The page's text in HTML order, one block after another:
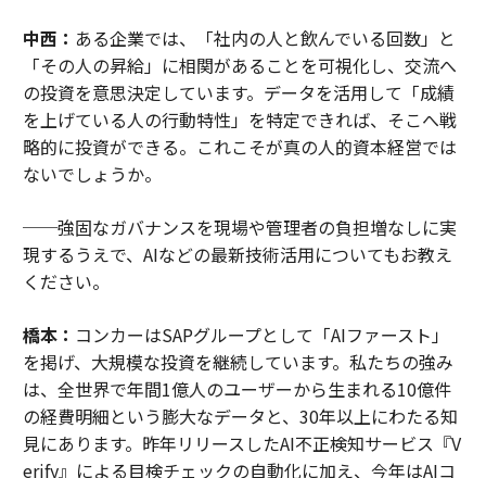
中西： ある企業では、「社内の人と飲んでいる回数」と
「その人の昇給」に相関があることを可視化し、交流へ
の投資を意思決定しています。データを活用して「成績
を上げている人の行動特性」を特定できれば、そこへ戦
略的に投資ができる。これこそが真の人的資本経営では
ないでしょうか。
──強固なガバナンスを現場や管理者の負担増なしに実
現するうえで、AIなどの最新技術活用についてもお教え
ください。
橋本： コンカーはSAPグループとして「AIファースト」
を掲げ、大規模な投資を継続しています。私たちの強み
は、全世界で年間1億人のユーザーから生まれる10億件
の経費明細という膨大なデータと、30年以上にわたる知
見にあります。昨年リリースしたAI不正検知サービス『V
erify』による目検チェックの自動化に加え、今年はAIコ